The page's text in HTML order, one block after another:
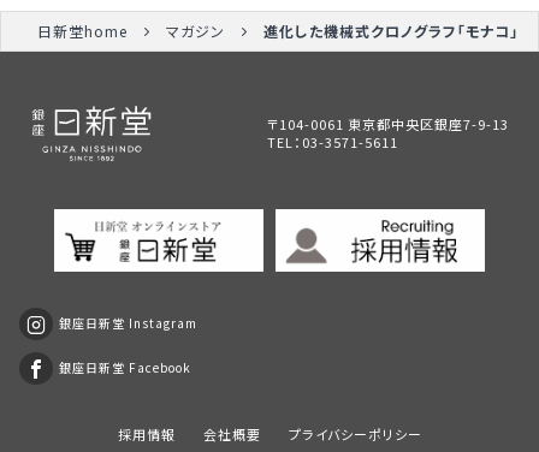
日新堂home マガジン 進化した機械式クロノグラフ「モナコ」
〒104-0061 東京都中央区銀座7-9-13
TEL： 03-3571-5611
銀座日新堂 Instagram
銀座日新堂 Facebook
採用情報 会社概要
プライバシーポリシー